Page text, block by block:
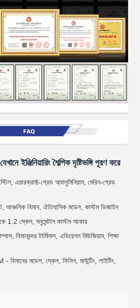
ইঞ্জিনিয়ারিং শৈল্পিক দৃষ্টিভঙ্গি পূরণ করে
এয়ারক্রাফ্ট-গ্রেড অ্যালুমিনিয়াম, মেরিন-গ্রেড
আঞ্চলিক বিমান, ঐতিহাসিক মডেল, কাস্টম ডিজাইন
1:2 স্কেল, মনুমেন্টাল কাস্টম আকার
বিমানবন্দর টার্মিনাল, এভিয়েশন মিউজিয়াম, শিক্ষা
- বিমানের মডেল, স্কেল, ফিনিশ, মাউন্টিং, লাইটিং,